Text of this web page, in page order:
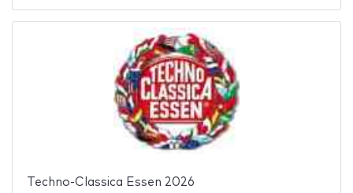
Techno-Classica Essen 2026